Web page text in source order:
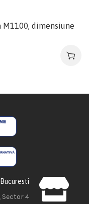
M1100, dimensiune
Bucuresti
Sector 4